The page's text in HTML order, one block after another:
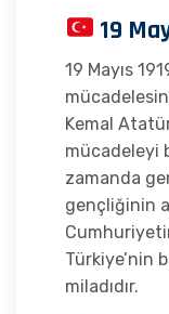
19
19 Mayıs
Kemal
mücadeleyi
zamanda
gençliğinin
Türkiye’nin
miladıdır.